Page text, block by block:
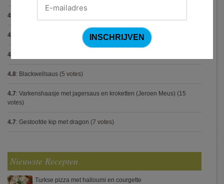
4.8
4.8 (6 votes)
4.8
4.8: Blackwellsaus (5 votes)
4.7: Varkenshaasje met jagersaus en kroketten (Jeroen Meus) (15
votes)
4.7: Gestoofde kip met dragon (7 votes)
Nieuwste Recepten
Turkse pizza met halloumi en courgette